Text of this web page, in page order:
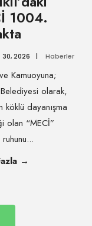
1004.
2026 | Haberler
Kamuoyuna;
Belediyesi olarak,
köklü dayanışma
olan “MECİ”
...
→